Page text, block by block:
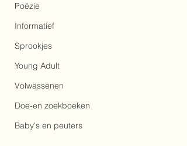
Poëzie
Informatief
Sprookjes
Young Adult
Volwassenen
Doe-en zoekboeken
Baby's en peuters